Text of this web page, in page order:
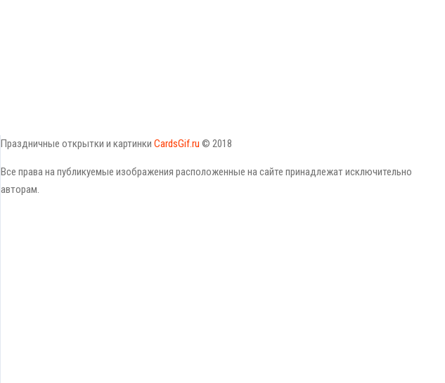
Праздничные открытки и картинкиCardsGif.ru © 2018
Все права на публикуемые изображения расположенные на сайте принадлежат исключительно
авторам.